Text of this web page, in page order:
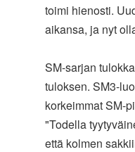
toimi hienosti.
aikansa, ja nyt
SM-sarjan
tuloksen. SM3-
korkeimmat SM-
"Todella
että kolmen